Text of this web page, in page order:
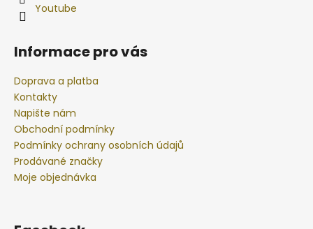
Youtube
Informace pro vás
Doprava a platba
Kontakty
Napište nám
Obchodní podmínky
Podmínky ochrany osobních údajů
Prodávané značky
Moje objednávka